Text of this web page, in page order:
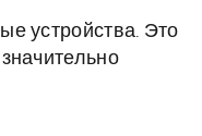
устройства. Это